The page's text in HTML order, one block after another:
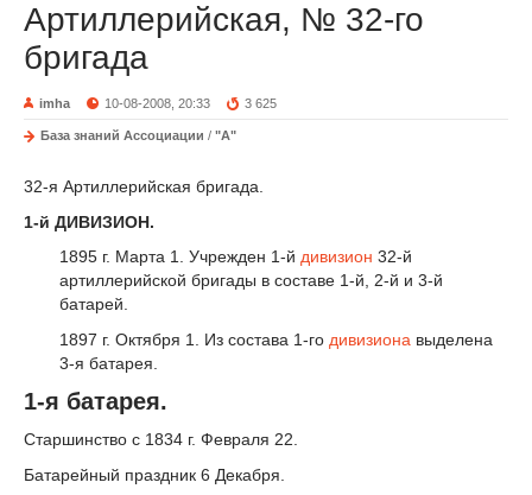
Артиллерийская, № 32-го
бригада
imha 10-08-2008, 20:33 3 625
База знаний Ассоциации / "А"
32-я Артиллерийская бригада.
1-й ДИВИЗИОН.
1895 г. Марта 1. Учрежден 1-й дивизион 32-й
артиллерийской бригады в составе 1-й, 2-й и 3-й
батарей.
1897 г. Октября 1. Из состава 1-го дивизиона выделена
3-я батарея.
1-я батарея.
Старшинство с 1834 г. Февраля 22.
Батарейный праздник 6 Декабря.